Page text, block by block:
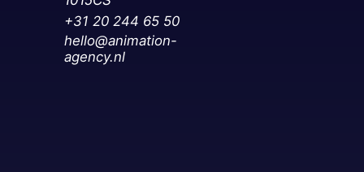
+31 20 244 65 50‬
hello@animation-
agency.nl